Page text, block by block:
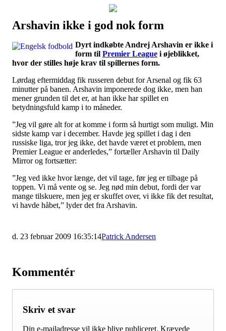
Наши партнеры
лучшие займы
Arshavin ikke i god nok form
Dyrt indkøbte Andrej Arshavin er ikke i
form til Premier League i øjeblikket,
hvor der stilles høje krav til spillernes form.
Lørdag eftermiddag fik russeren debut for Arsenal og fik 63
minutter på banen. Arshavin imponerede dog ikke, men han
mener grunden til det er, at han ikke har spillet en
betydningsfuld kamp i to måneder.
”Jeg vil gøre alt for at komme i form så hurtigt som muligt. Min
sidste kamp var i december. Havde jeg spillet i dag i den
russiske liga, tror jeg ikke, det havde været et problem, men
Premier League er anderledes,” fortæller Arshavin til Daily
Mirror og fortsætter:
”Jeg ved ikke hvor længe, det vil tage, før jeg er tilbage på
toppen. Vi må vente og se. Jeg nød min debut, fordi der var
mange tilskuere, men jeg er skuffet over, vi ikke fik det resultat,
vi havde håbet,” lyder det fra Arshavin.
d. 23 februar 2009 16:35:14Patrick Andersen
Kommentér
Skriv et svar
Din e-mailadresse vil ikke blive publiceret. Krævede